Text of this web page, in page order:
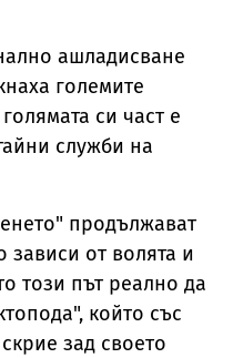
ашладисване
големите
си част е
служби на
продължават
зависи от волята и
този път реално да
който със
зад своето